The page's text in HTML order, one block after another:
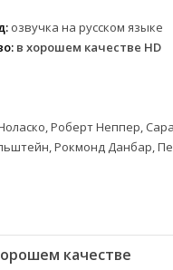
озвучка на русском языке
в хорошем качестве HD
Роберт Неппер, Сара
Рокмонд Данбар,
качестве